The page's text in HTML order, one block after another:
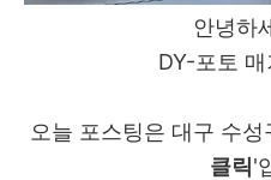
안녕하
DY-포토
오늘 포스팅은 대구 수
클릭'